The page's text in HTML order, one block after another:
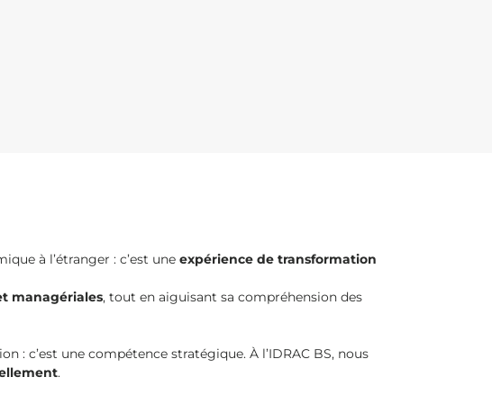
à l’étranger : c’est une expérience de transformation
managériales, tout en aiguisant sa compréhension des
: c’est une compétence stratégique. À l’IDRAC BS, nous
.